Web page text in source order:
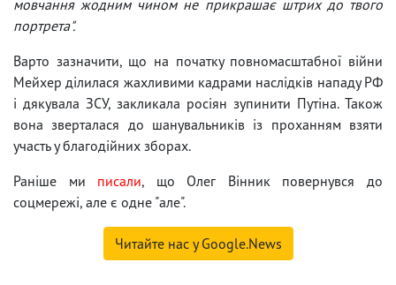
мовчання жодним чином не прикрашає штрих до твого
портрета".
Варто зазначити, що на початку повномасштабної війни
Мейхер ділилася жахливими кадрами наслідків нападу РФ
і дякувала ЗСУ, закликала росіян зупинити Путіна. Також
вона зверталася до шанувальників із проханням взяти
участь у благодійних зборах.
Раніше ми писали, що Олег Вінник повернувся до
соцмережі, але є одне "але".
Читайте нас у Google.News